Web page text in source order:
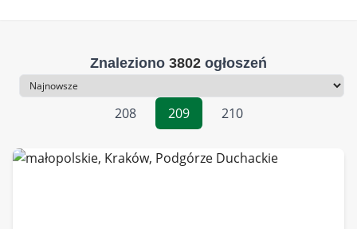
Znaleziono 3802 ogłoszeń
Sortowanie
208
209 210